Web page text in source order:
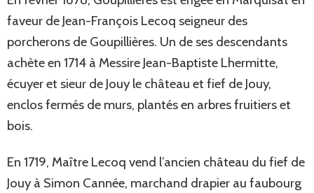
faveur de Jean-François Lecoq seigneur des
porcherons de Goupillières. Un de ses descendants
achète en 1714 à Messire Jean-Baptiste Lhermitte,
écuyer et sieur de Jouy le château et fief de Jouy,
enclos fermés de murs, plantés en arbres fruitiers et
bois.
En 1719, Maître Lecoq vend l’ancien château du fief de
Jouy à Simon Cannée, marchand drapier au faubourg